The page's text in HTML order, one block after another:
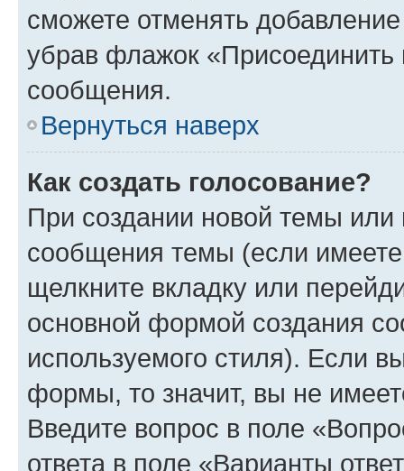
сможете отменять
убрав флажок
сообщения.
Вернуться наверх
Как создать голосование?
При создании новой темы или
сообщения темы (если
щелкните вкладку или
основной формой создания
используемого стиля). Если
формы, то значит, вы не
Введите вопрос в поле
ответа в поле «Варианты